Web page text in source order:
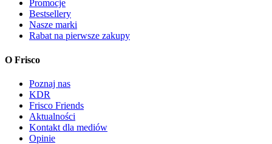
Promocje
Bestsellery
Nasze marki
Rabat na pierwsze zakupy
O Frisco
Poznaj nas
KDR
Frisco Friends
Aktualności
Kontakt dla mediów
Opinie